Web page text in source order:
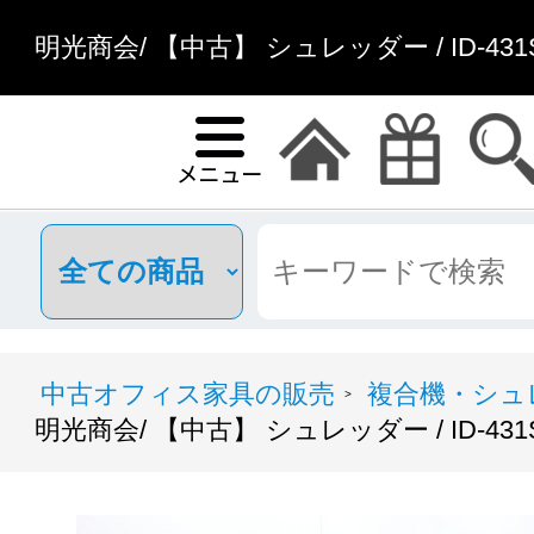
明光商会/ 【中古】 シュレッダー / ID-
中古オフィス家具の販売 >
複合機・シ
明光商会/ 【中古】 シュレッダー / ID-